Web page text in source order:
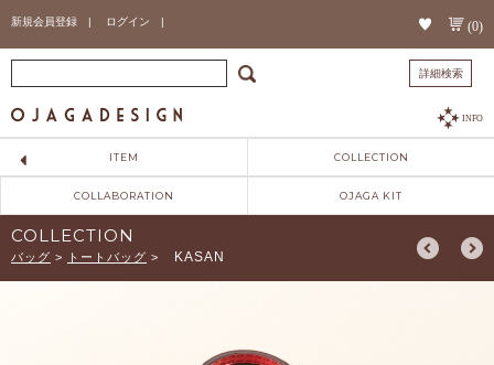
新規会員登録 | ログイン | (0)
詳細検索
INFO
ITEM COLLECTION
COLLABORATION OJAGA KIT
COLLECTION
バッグ > トートバッグ > KASAN